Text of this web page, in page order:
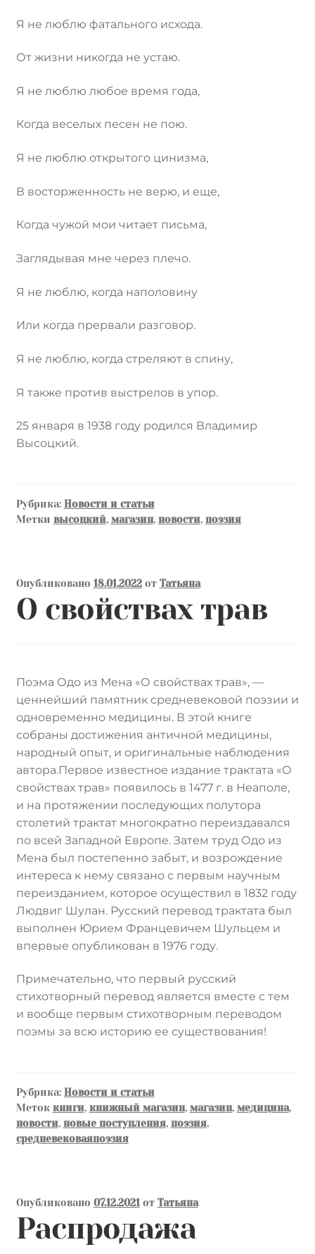
Я не люблю фатального исхода.
От жизни никогда не устаю.
Я не люблю любое время года,
Когда веселых песен не пою.
Я не люблю открытого цинизма,
В восторженность не верю, и еще,
Когда чужой мои читает письма,
Заглядывая мне через плечо.
Я не люблю, когда наполовину
Или когда прервали разговор.
Я не люблю, когда стреляют в спину,
Я также против выстрелов в упор.
25 января в 1938 году родился Владимир
Высоцкий.
Рубрика: Новости и статьи
Метки высоцкий, магазин, новости, поэзия
Опубликовано 18.01.2022 от Татьяна
О свойствах трав
Поэма Одо из Мена «О свойствах трав», —
ценнейший памятник средневековой поэзии и
одновременно медицины. В этой книге
собраны достижения античной медицины,
народный опыт, и оригинальные наблюдения
автора.Первое известное издание трактата «О
свойствах трав» появилось в 1477 г. в Неаполе,
и на протяжении последующих полутора
столетий трактат многократно переиздавался
по всей Западной Европе. Затем труд Одо из
Мена был постепенно забыт, и возрождение
интереса к нему связано с первым научным
переизданием, которое осуществил в 1832 году
Людвиг Шулан. Русский перевод трактата был
выполнен Юрием Францевичем Шульцем и
впервые опубликован в 1976 году.
Примечательно, что первый русский
стихотворный перевод является вместе с тем
и вообще первым стихотворным переводом
поэмы за всю историю ее существования!
Рубрика: Новости и статьи
Меток книги, книжный магазин, магазин, медицина,
новости, новые поступления, поэзия,
средневековаяпоэзия
Опубликовано 07.12.2021 от Татьяна
Распродажа